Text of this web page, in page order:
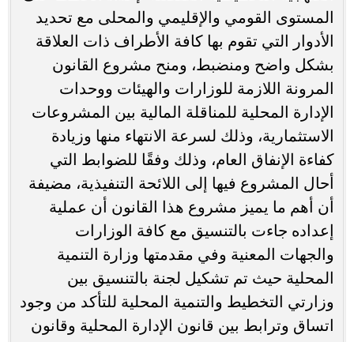
المستوى القومي والإقليمي والمحلى مع تحديد
الأدوار التي تقوم بها كافة الأطراف ذات العلاقة
بشكل واضح ومنضبط، ومنح مشروع القانون
المرونة اللازمة للوزارات والهيئات ووحدات
الإدارة المحلية للمناقلة المالية بين المشروعات
الاستثمارية، وذلك لسرعة الانتهاء منها وزيادة
كفاءة الإنفاق العام، وذلك وفقًا للضوابط التي
أحال المشروع فيها إلى اللائحة التنفيذية، مضيفة
أن أهم ما يميز مشروع هذا القانون أن عملية
إعداده جاءت بالتنسيق مع كافة الوزارات
والجهات المعنية وفي مقدمتها وزارة التنمية
المحلية حيث تم تشكيل لجنة بالتنسيق بين
وزارتي التخطيط والتنمية المحلية للتأكد من وجود
اتساق وترابط بين قانون الإدارة المحلية وقانون